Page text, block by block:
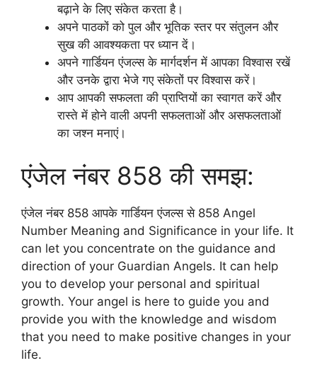
बढ़ाने के लिए संकेत करता है।
अपने पाठकों को पुल और भूतिक स्तर पर संतुलन और
सुख की आवश्यकता पर ध्यान दें।
अपने गार्डियन एंजल्स के मार्गदर्शन में आपका विश्वास रखें
और उनके द्वारा भेजे गए संकेतों पर विश्वास करें।
आप आपकी सफलता की प्राप्तियों का स्वागत करें और
रास्ते में होने वाली अपनी सफलताओं और असफलताओं
का जश्न मनाएं।
एंजेल नंबर 858 की समझ:
एंजेल नंबर 858 आपके गार्डियन एंजल्स से 858 Angel
Number Meaning and Significance in your life. It
can let you concentrate on the guidance and
direction of your Guardian Angels. It can help
you to develop your personal and spiritual
growth. Your angel is here to guide you and
provide you with the knowledge and wisdom
that you need to make positive changes in your
life.